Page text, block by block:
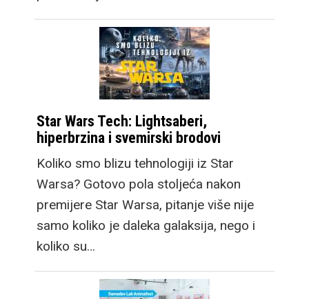
Star Wars Tech: Lightsaberi,
hiperbrzina i svemirski brodovi
Koliko smo blizu tehnologiji iz Star
Warsa? Gotovo pola stoljeća nakon
premijere Star Warsa, pitanje više nije
samo koliko je daleka galaksija, nego i
koliko su…